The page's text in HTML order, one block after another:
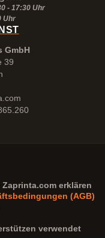
- 17:30 Uhr
Uhr
GmbH
39
Zaprinta.com erklären
(AGB)
verwendet